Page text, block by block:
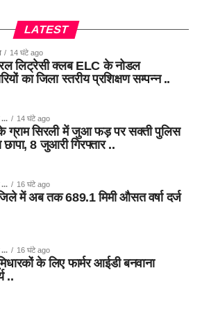
LATEST
14 घंटे ago
लिट्रेसी क्लब ELC के नोडल
का जिला स्तरीय प्रशिक्षण सम्पन्न ..
... 14 घंटे ago
ग्राम सिरली में जुआ फड़ पर सक्ती पुलिस
छापा, 8 जुआरी गिरफ्तार ..
... 16 घंटे ago
में अब तक 689.1 मिमी औसत वर्षा दर्ज
... 16 घंटे ago
के लिए फार्मर आईडी बनवाना
..